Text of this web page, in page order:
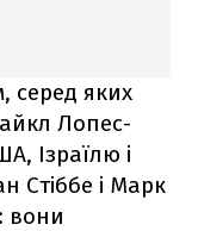
серед яких
Лопес-
Ізраїлю і
Стіббе і Марк
вони